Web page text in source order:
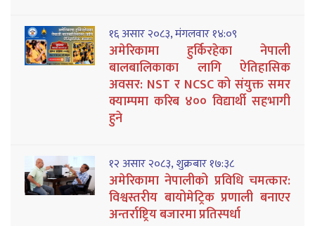
१६ असार २०८३, मंगलवार १४:०९
अमेरिकामा हुर्किरहेका नेपाली
बालबालिकाका लागि ऐतिहासिक
अवसर: NST र NCSC को संयुक्त समर
क्याम्पमा करिब ४०० विद्यार्थी सहभागी
हुने
१२ असार २०८३, शुक्रबार १७:३८
अमेरिकामा नेपालीको प्रविधि चमत्कार:
विश्वस्तरीय बायोमेट्रिक प्रणाली बनाएर
अन्तर्राष्ट्रिय बजारमा प्रतिस्पर्धा